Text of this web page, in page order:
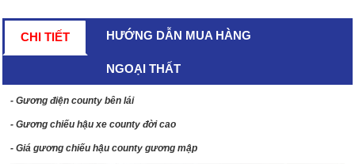
CHI TIẾT HƯỚNG DẪN MUA HÀNG
NGOẠI THẤT
- Gương điện county bên lái
- Gương chiếu hậu xe county đời cao
- Giá gương chiếu hậu county gương mập